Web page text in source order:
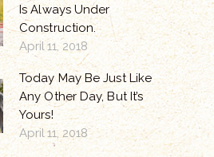
Is Always Under
Construction.
April 11, 2018
Today May Be Just Like
Any Other Day, But It’s
Yours!
April 11, 2018